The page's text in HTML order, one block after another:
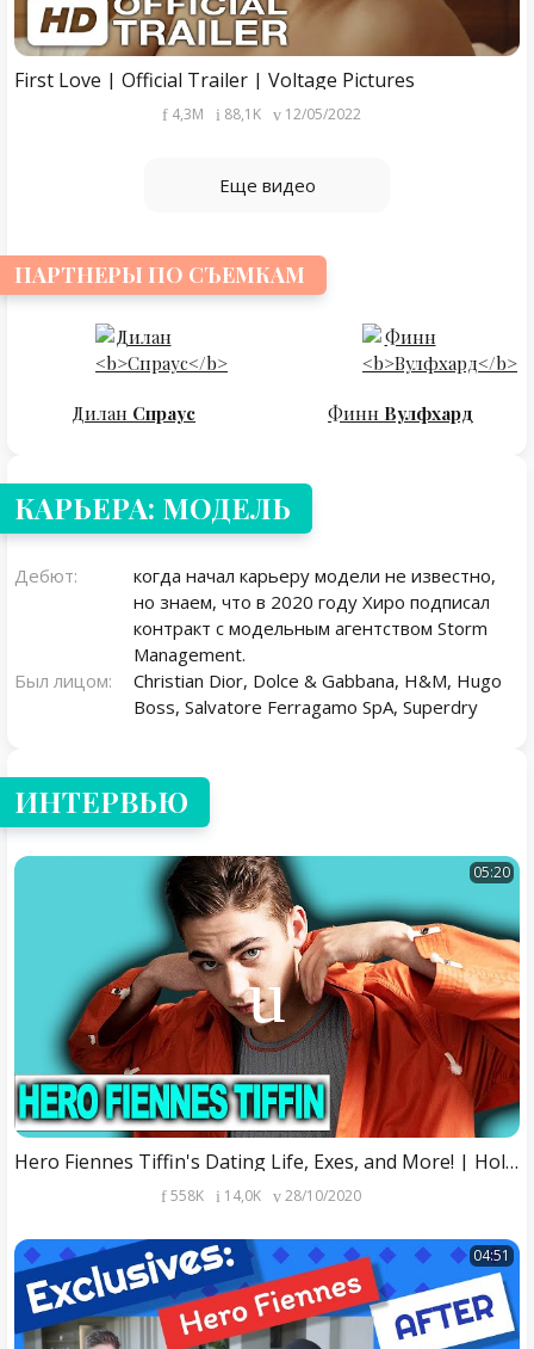
First Love | Official Trailer | Voltage Pictures
4,3M 88,1K 12/05/2022
Еще видео
ПАРТНЕРЫ ПО СЪЕМКАМ
Дилан Спраус Финн Вулфхард
КАРЬЕРА: МОДЕЛЬ
Дебют:
когда начал карьеру модели не известно,
но знаем, что в 2020 году Хиро подписал
контракт с модельным агентством Storm
Management.
Был лицом:
Christian Dior, Dolce & Gabbana, H&M, Hugo
Boss, Salvatore Ferragamo SpA, Superdry
ИНТЕРВЬЮ
05:20
Hero Fiennes Tiffin's Dating Life, Exes, and More! | Hollywire
558K 14,0K 28/10/2020
04:51